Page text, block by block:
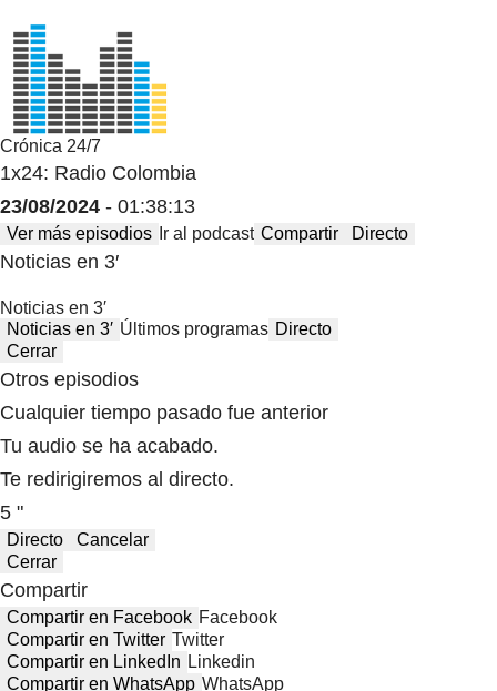
Crónica 24/7
1x24: Radio Colombia
23/08/2024 - 01:38:13
Ver más episodios Ir al podcast Compartir Directo
Noticias en 3′
Noticias en 3′
Noticias en 3′ Últimos programas Directo
Cerrar
Otros episodios
Cualquier tiempo pasado fue anterior
Tu audio se ha acabado.
Te redirigiremos al directo.
5 "
Directo
Cancelar
Cerrar
Compartir
Compartir en Facebook Facebook
Compartir en Twitter Twitter
Compartir en LinkedIn Linkedin
Compartir en WhatsApp WhatsApp